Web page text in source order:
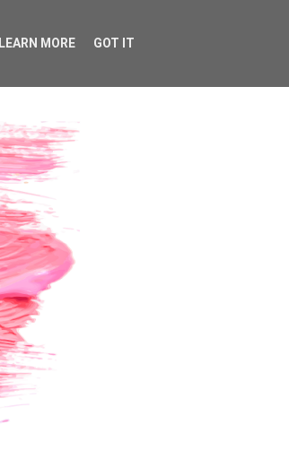
LEARN MORE GOT IT